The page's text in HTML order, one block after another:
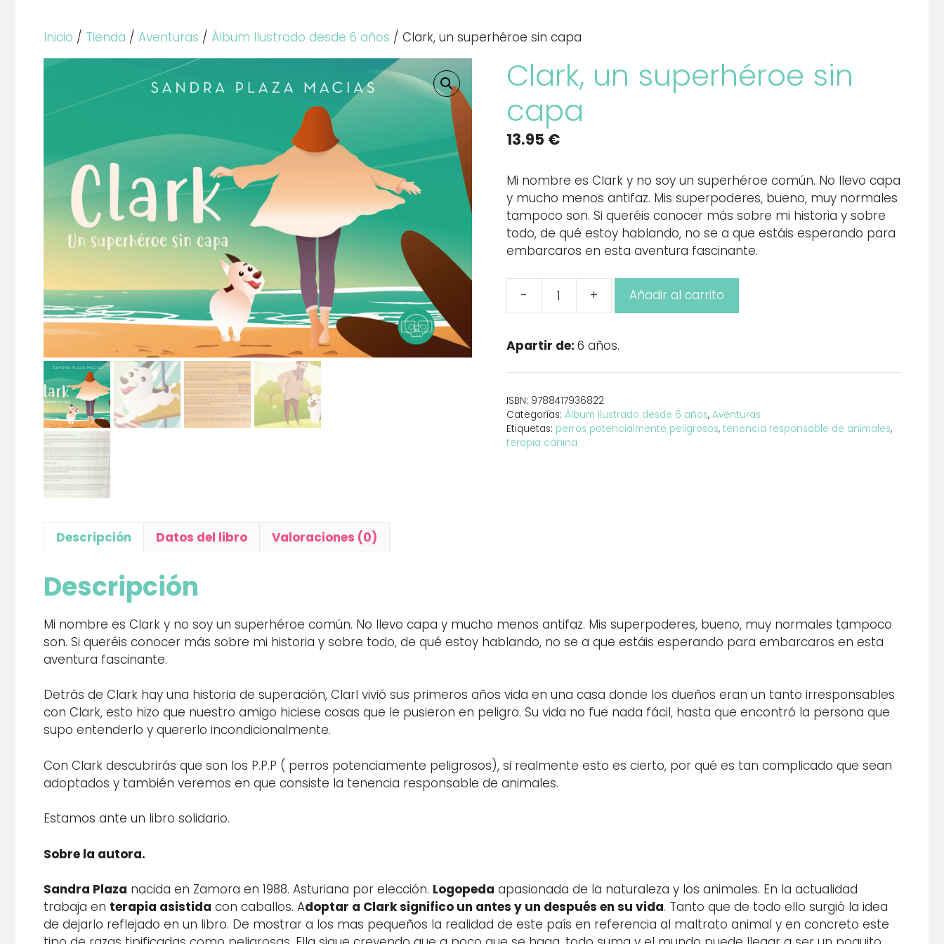
Inicio / Tienda / Aventuras / Álbum Ilustrado desde 6 años / Clark, un superhéroe sin capa
Clark, un superhéroe sin
capa
13.95 €
Mi nombre es Clark y no soy un superhéroe común. No llevo capa
y mucho menos antifaz. Mis superpoderes, bueno, muy normales
tampoco son. Si queréis conocer más sobre mi historia y sobre
todo, de qué estoy hablando, no se a que estáis esperando para
embarcaros en esta aventura fascinante.
-
superhéroe
sin
capa
+ Añadir al carrito
Apartir de: 6 años.
ISBN: 9788417936822
Categorías: Álbum Ilustrado desde 6 años, Aventuras
Etiquetas: perros potencialmente peligrosos, tenencia responsable de animales,
terapia canina
Descripción Datos del libro Valoraciones (0)
Descripción
Mi nombre es Clark y no soy un superhéroe común. No llevo capa y mucho menos antifaz. Mis superpoderes, bueno, muy normales tampoco
son. Si queréis conocer más sobre mi historia y sobre todo, de qué estoy hablando, no se a que estáis esperando para embarcaros en esta
aventura fascinante.
Detrás de Clark hay una historia de superación, Clarl vivió sus primeros años vida en una casa donde los dueños eran un tanto irresponsables
con Clark, esto hizo que nuestro amigo hiciese cosas que le pusieron en peligro. Su vida no fue nada fácil, hasta que encontró la persona que
supo entenderlo y quererlo incondicionalmente.
Con Clark descubrirás que son los P.P.P ( perros potenciamente peligrosos), si realmente esto es cierto, por qué es tan complicado que sean
adoptados y también veremos en que consiste la tenencia responsable de animales.
Estamos ante un libro solidario.
Sobre la autora.
Sandra Plaza nacida en Zamora en 1988. Asturiana por elección. Logopeda apasionada de la naturaleza y los animales. En la actualidad
trabaja en terapia asistida con caballos. Adoptar a Clark significo un antes y un después en su vida. Tanto que de todo ello surgió la idea
de dejarlo reflejado en un libro. De mostrar a los mas pequeños la realidad de este país en referencia al maltrato animal y en concreto este